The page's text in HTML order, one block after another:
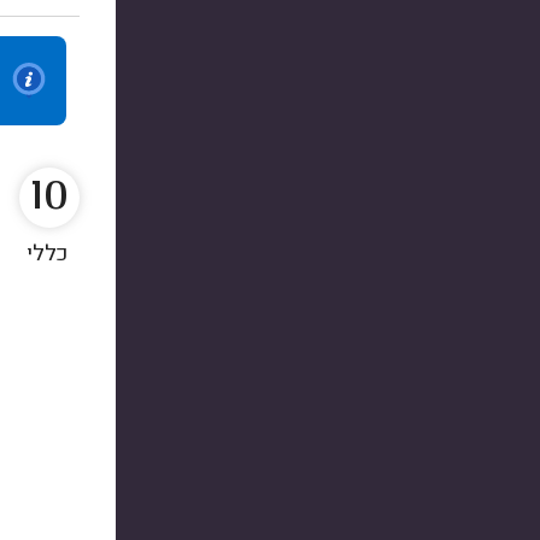
10
כללי